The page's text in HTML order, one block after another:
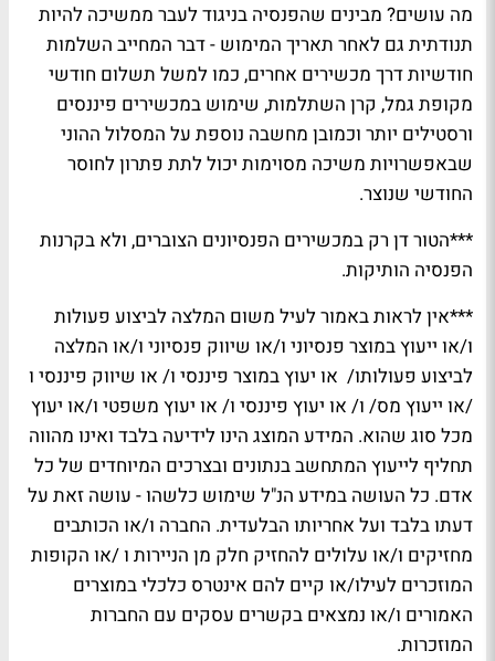
מה עושים? מבינים שהפנסיה בניגוד לעבר ממשיכה להיות
תנודתית גם לאחר תאריך המימוש - דבר המחייב השלמות
חודשיות דרך מכשירים אחרים, כמו למשל תשלום חודשי
מקופת גמל, קרן השתלמות, שימוש במכשירים פיננסים
ורסטילים יותר וכמובן מחשבה נוספת על המסלול ההוני
שבאפשרויות משיכה מסוימות יכול לתת פתרון לחוסר
החודשי שנוצר.
***הטור דן רק במכשירים הפנסיונים הצוברים, ולא בקרנות
הפנסיה הותיקות.
***אין לראות באמור לעיל משום המלצה לביצוע פעולות
ו/או ייעוץ במוצר פנסיוני ו/או שיווק פנסיוני ו/או המלצה
לביצוע פעולותו/ או יעוץ במוצר פיננסי ו/ או שיווק פיננסי ו
/או ייעוץ מס/ ו/ או יעוץ פיננסי ו/ או יעוץ משפטי ו/או יעוץ
מכל סוג שהוא. המידע המוצג הינו לידיעה בלבד ואינו מהווה
תחליף לייעוץ המתחשב בנתונים ובצרכים המיוחדים של כל
אדם. כל העושה במידע הנ"ל שימוש כלשהו - עושה זאת על
דעתו בלבד ועל אחריותו הבלעדית. החברה ו/או הכותבים
מחזיקים ו/או עלולים להחזיק חלק מן הניירות ו /או הקופות
המוזכרים לעילו/או קיים להם אינטרס כלכלי במוצרים
האמורים ו/או נמצאים בקשרים עסקים עם החברות
המוזכרות.